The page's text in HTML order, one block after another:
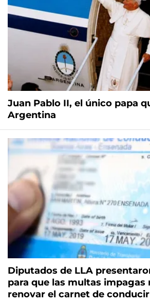
Juan Pablo II, el único papa
Argentina
Diputados de LLA
para que las multas impagas
renovar el carnet de conducir